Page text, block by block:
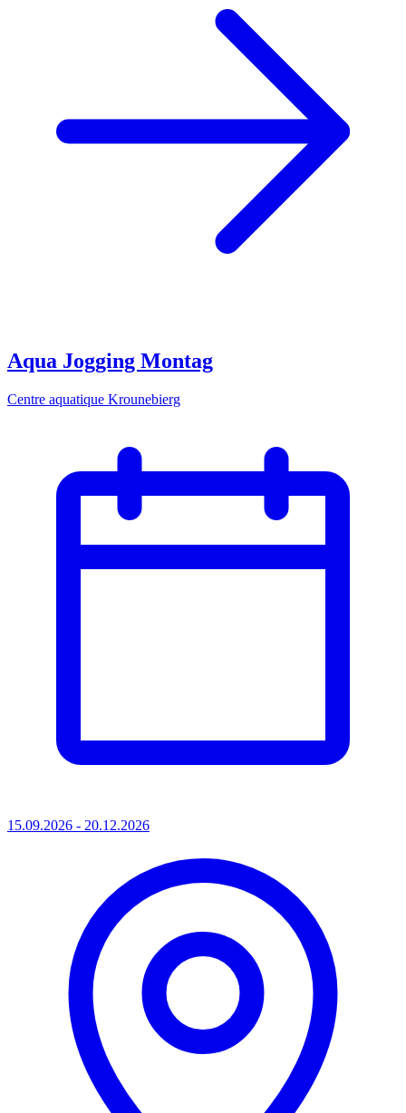
Aqua Jogging Montag
Centre aquatique Krounebierg
15.09.2026 - 20.12.2026